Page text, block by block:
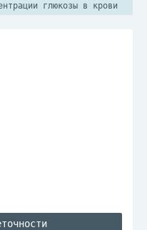
глюкозы в крови